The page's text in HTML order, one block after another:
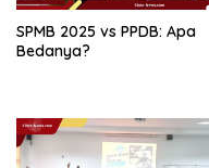
SPMB 2025 vs PPDB: Apa
Bedanya?